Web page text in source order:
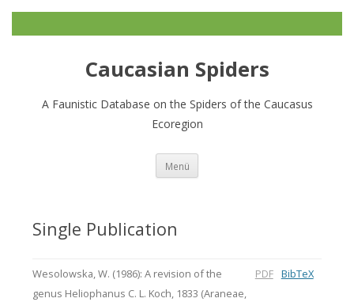
Caucasian Spiders
A Faunistic Database on the Spiders of the Caucasus
Ecoregion
Menü
Single Publication
Wesolowska, W. (1986): A revision of the
genus Heliophanus C. L. Koch, 1833 (Araneae,
PDF BibTeX